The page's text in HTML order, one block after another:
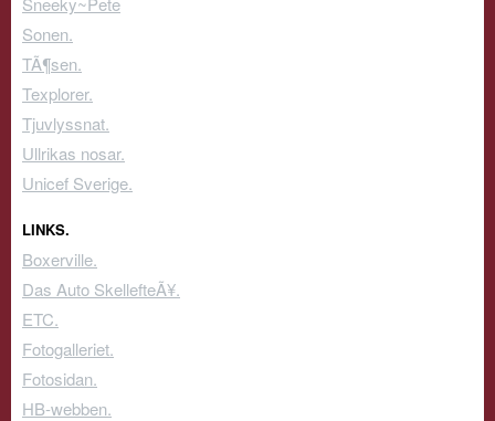
Sonen.
TÃ¶sen.
Texplorer.
Tjuvlyssnat.
Ullrikas nosar.
Unicef Sverige.
LINKS.
Boxerville.
Das Auto SkellefteÃ¥.
ETC.
Fotogalleriet.
Fotosidan.
HB-webben.